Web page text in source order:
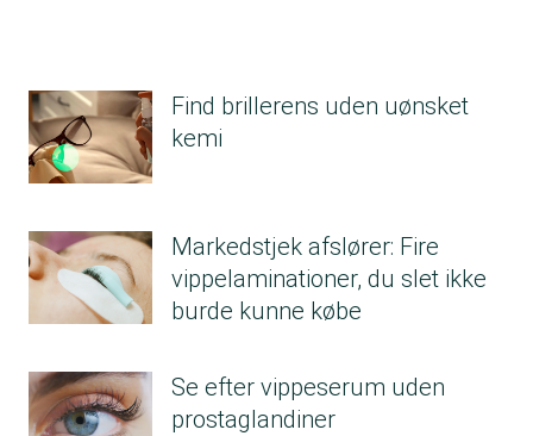
Find brillerens uden uønsket
kemi
Markedstjek afslører: Fire
vippelaminationer, du slet ikke
burde kunne købe
Se efter vippeserum uden
prostaglandiner